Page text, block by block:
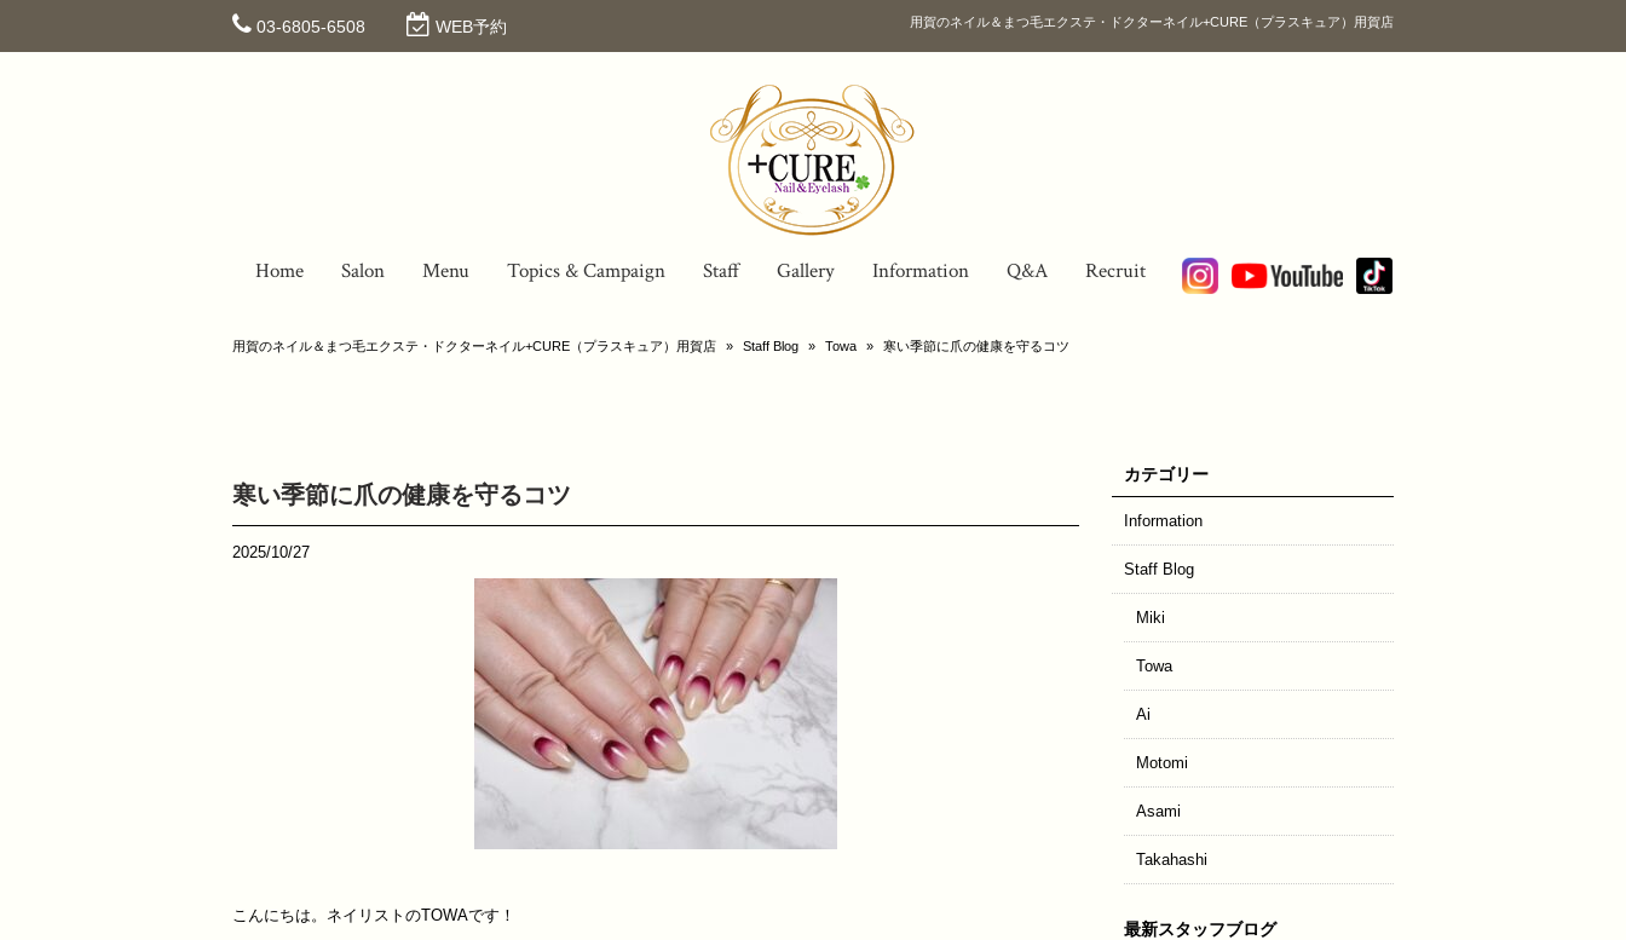
03-6805-6508 WEB予約 用賀のネイル＆まつ毛エクステ・ドクターネイル+CURE（プラスキュア）用賀店
Home Salon Menu Topics & Campaign Staff Gallery Information Q&A Recruit
用賀のネイル＆まつ毛エクステ・ドクターネイル+CURE（プラスキュア）用賀店 » Staff Blog » Towa » 寒い季節に爪の健康を守るコツ
寒い季節に爪の健康を守るコツ
2025/10/27
こんにちは。ネイリストのTOWAです！
カテゴリー
Information
Staff Blog
Miki
Towa
Ai
Motomi
Asami
Takahashi
最新スタッフブログ